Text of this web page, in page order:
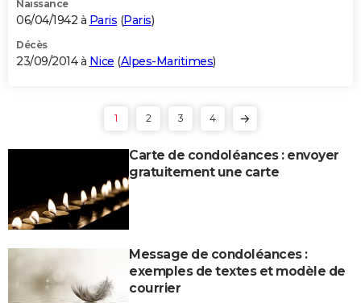
Naissance
06/04/1942 à Paris (Paris)
Décès
23/09/2014 à Nice (Alpes-Maritimes)
1 2 3 4
Carte de condoléances : envoyer
gratuitement une carte
Message de condoléances :
exemples de textes et modèle de
courrier